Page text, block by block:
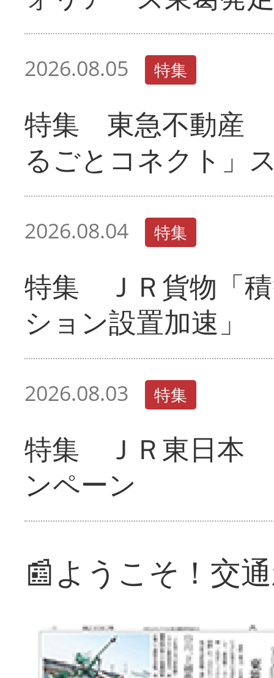
2026.08.05 特集
特集 東急不動産
るごとコネクト」
2026.08.04 特集
特集 ＪＲ貨物「
ション設置加速」
2026.08.03 特集
特集 ＪＲ東日本
ンペーン
📰ようこそ！交